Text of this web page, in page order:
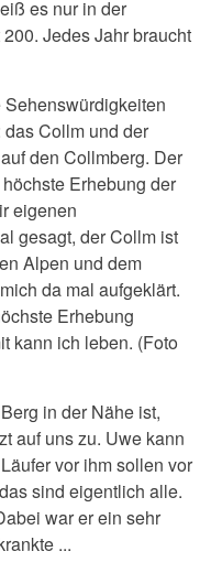
es nur in der
Jedes Jahr braucht
Collm und der
den Collmberg. Der
Erhebung der
eigenen
gesagt, der Collm ist
Alpen und dem
da mal aufgeklärt.
Erhebung
kann ich leben. (Foto
in der Nähe ist,
auf uns zu. Uwe kann
vor ihm sollen vor
sind eigentlich alle.
war er ein sehr
...